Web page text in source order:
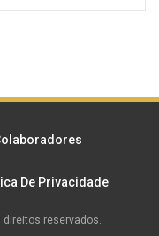
De Privacidade
reservados.